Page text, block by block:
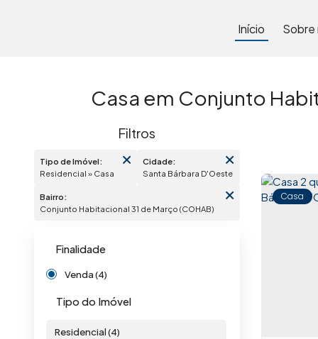
Sobre
Início
Casa em Conjunto
Tipo de Imóvel:
Residencial » Casa
Cidade:
Santa Bárbara D'Oeste
Bairro:
Conjunto Habitacional 31 de Março (COHAB)
Finalidade
Venda (4)
Tipo do Imóvel
Residencial (4)
Casa